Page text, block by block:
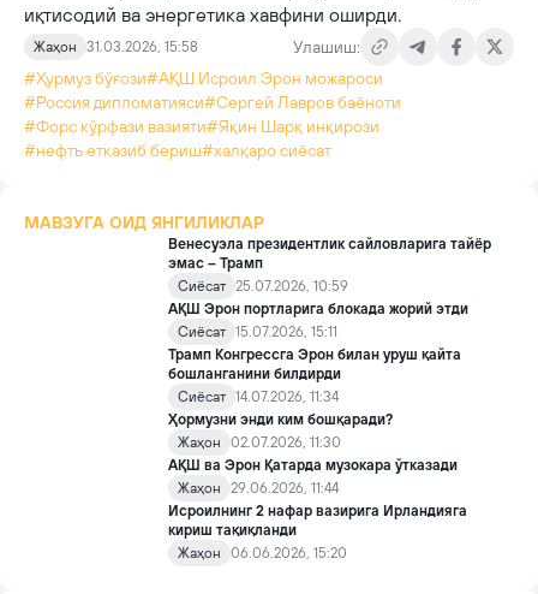
иқтисодий ва энергетика хавфини оширди.
Жаҳон 31.03.2026, 15:58
Улашиш:
#Ҳурмуз бўғози#АҚШ Исроил Эрон можароси
#Россия дипломатияси#Сергей Лавров баёноти
#Форс кўрфази вазияти#Яқин Шарқ инқирози
#нефть етказиб бериш#халқаро сиёсат
МАВЗУГА ОИД ЯНГИЛИКЛАР
Венесуэла президентлик сайловларига тайёр
эмас – Трамп
Сиёсат 25.07.2026, 10:59
АҚШ Эрон портларига блокада жорий этди
Сиёсат 15.07.2026, 15:11
Трамп Конгрессга Эрон билан уруш қайта
бошланганини билдирди
Сиёсат 14.07.2026, 11:34
Ҳормузни энди ким бошқаради?
Жаҳон
02.07.2026, 11:30
АҚШ ва Эрон Қатарда музокара ўтказади
Жаҳон
29.06.2026, 11:44
Исроилнинг 2 нафар вазирига Ирландияга
кириш тақиқланди
Жаҳон
06.06.2026, 15:20